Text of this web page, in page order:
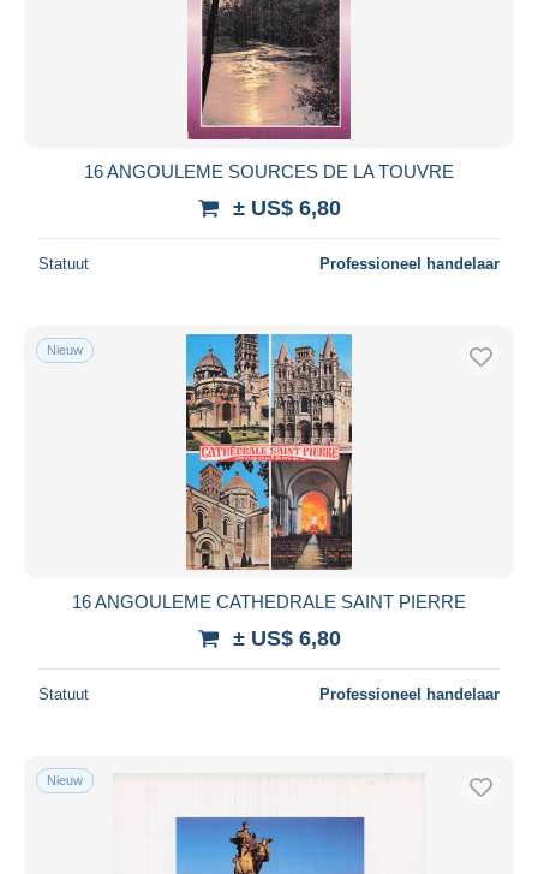
16 ANGOULEME SOURCES DE LA TOUVRE
± US$ 6,80
Statuut Professioneel handelaar
Nieuw
16 ANGOULEME CATHEDRALE SAINT PIERRE
± US$ 6,80
Statuut Professioneel handelaar
Nieuw